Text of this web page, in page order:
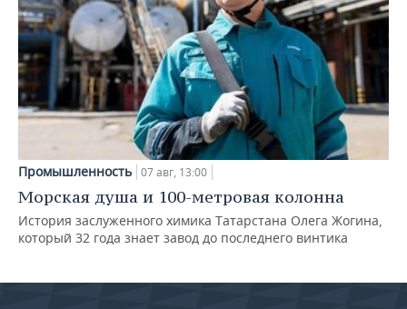
Промышленность 07 авг, 13:00
Морская душа и 100-метровая колонна
История заслуженного химика Татарстана Олега Жогина,
который 32 года знает завод до последнего винтика